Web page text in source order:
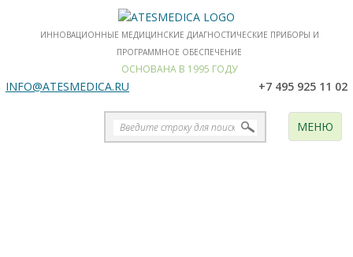
ИННОВАЦИОННЫЕ МЕДИЦИНСКИЕ ДИАГНОСТИЧЕСКИЕ ПРИБОРЫ И
ПРОГРАММНОЕ ОБЕСПЕЧЕНИЕ
ОСНОВАНА В 1995 ГОДУ
INFO@ATESMEDICA.RU +7 495 925 11 02
МЕНЮ